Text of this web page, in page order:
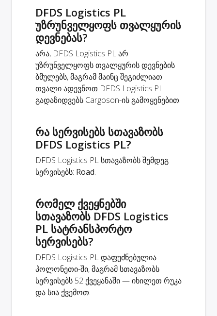
DFDS Logistics PL
უზრუნველყოფს თვალყურის
დევნებას?
არა, DFDS Logistics PL არ
უზრუნველყოფს თვალყურის დევნების
ბმულებს, მაგრამ მაინც შეგიძლიათ
თვალი ადევნოთ DFDS Logistics PL
გადაზიდვებს Cargoson-ის გამოყენებით.
რა სერვისებს სთავაზობს
DFDS Logistics PL?
DFDS Logistics PL სთავაზობს შემდეგ
სერვისებს: Road.
რომელ ქვეყნებში
სთავაზობს DFDS Logistics
PL სატრანსპორტო
სერვისებს?
DFDS Logistics PL დაფუძნებულია
პოლონეთი-ში, მაგრამ სთავაზობს
სერვისებს 52 ქვეყანაში — იხილეთ რუკა
და სია ქვემოთ.